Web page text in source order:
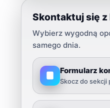
Skontaktuj się
Użyj Content AI do
Wybierz wygodną
samego dnia.
Formularz
Skocz do sekcji